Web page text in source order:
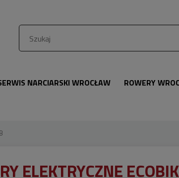
NARCIARSKI WROCŁAW ROWERY
ELEKTRYCZNE